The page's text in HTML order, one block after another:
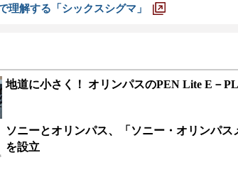
理解する「シックスシグマ」
地道に小さく！ オリンパスのPEN Lite E－
ソニーとオリンパス、「ソニー・オリンパス
を設立